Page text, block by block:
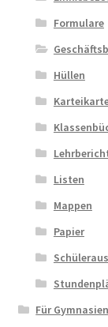
Formulare
Hüllen
Listen
Mappen
Papier
Für Gymnasien